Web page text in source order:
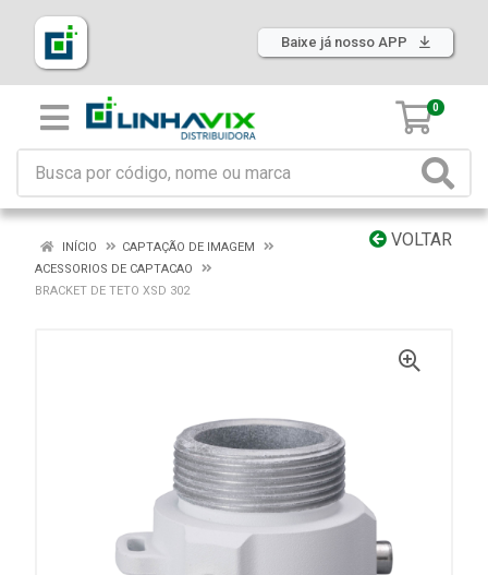
Baixe já nosso APP
0
VOLTAR
INÍCIO
CAPTAÇÃO DE IMAGEM
ACESSORIOS DE CAPTACAO
BRACKET DE TETO XSD 302